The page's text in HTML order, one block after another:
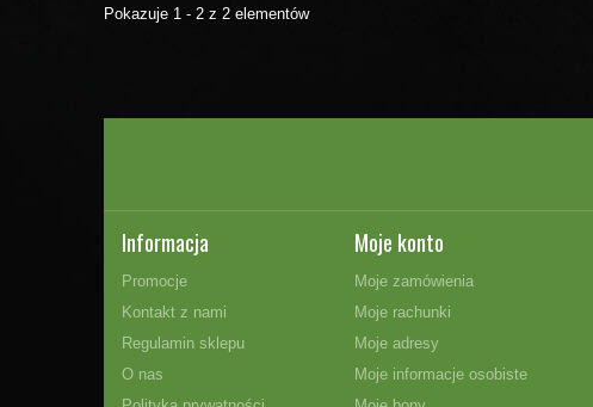
Pokazuje 1 - 2 z 2 elementów
Informacja
Promocje
Kontakt z nami
Regulamin sklepu
O nas
Moje konto
Moje zamówienia
Moje rachunki
Moje adresy
Moje informacje osobiste